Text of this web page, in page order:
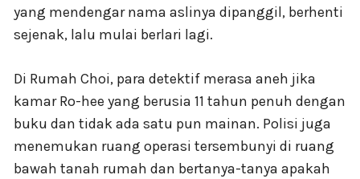
yang mendengar nama aslinya dipanggil, berhenti
sejenak, lalu mulai berlari lagi.
Di Rumah Choi, para detektif merasa aneh jika
kamar Ro-hee yang berusia 11 tahun penuh dengan
buku dan tidak ada satu pun mainan. Polisi juga
menemukan ruang operasi tersembunyi di ruang
bawah tanah rumah dan bertanya-tanya apakah